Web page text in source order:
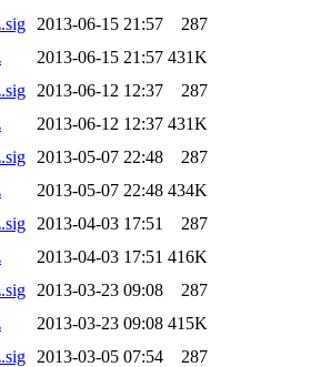
2013-06-15 21:57
287
2013-06-15 21:57 431K
2013-06-12 12:37
287
2013-06-12 12:37 431K
2013-05-07 22:48
287
2013-05-07 22:48 434K
2013-04-03 17:51
287
2013-04-03 17:51 416K
2013-03-23 09:08
287
2013-03-23 09:08 415K
2013-03-05 07:54
287